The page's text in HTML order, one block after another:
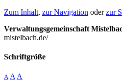
Zum Inhalt, zur Navigation oderzur
Verwaltungsgemeinschaft
mistelbach.de/
Schriftgröße
A A A